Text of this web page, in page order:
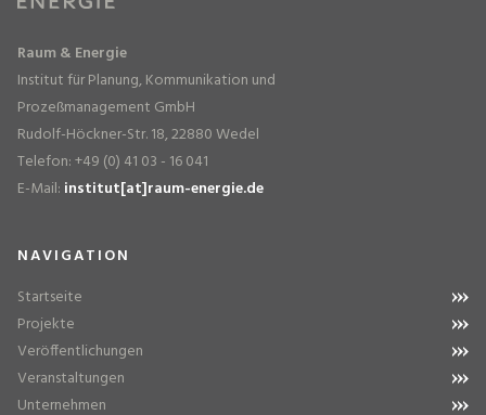
Raum & Energie
Institut für Planung, Kommunikation und
Prozeßmanagement GmbH
Rudolf-Höckner-Str. 18, 22880 Wedel
Telefon: +49 (0) 41 03 - 16 041
E-Mail: institut[at]raum-energie.de
NAVIGATION
Startseite
Projekte
Veröffentlichungen
Veranstaltungen
Unternehmen